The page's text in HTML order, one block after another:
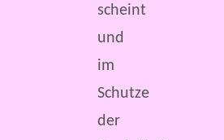
scheint
und
im
Schutze
der